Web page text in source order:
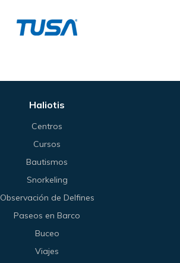
Haliotis
Centros
Cursos
Bautismos
Snorkeling
Observación de Delfines
Paseos en Barco
Buceo
Viajes